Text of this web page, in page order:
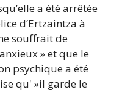
a été arrêtée
d’Ertzaintza à
souffrait de
» et que le
psychique a été
qu' »il garde le